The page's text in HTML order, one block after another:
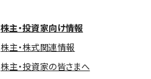
株主・投資家向け情報
株主・株式関連情報
株主・投資家の皆さまへ